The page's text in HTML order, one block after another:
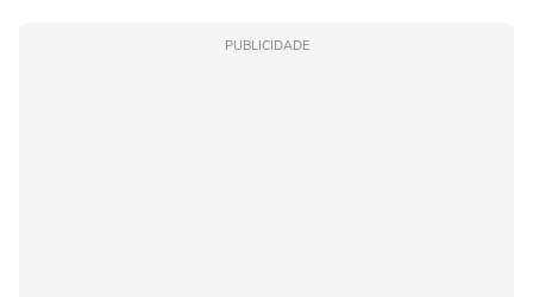
PUBLICIDADE